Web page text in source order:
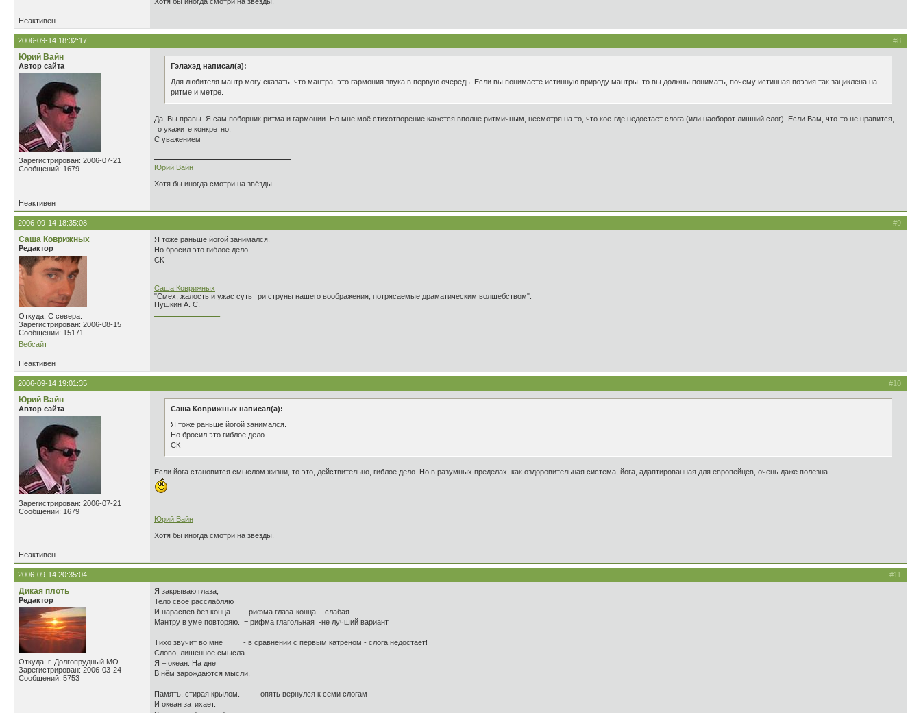
Неактивен
#8
2006-09-14 18:32:17
Юрий Вайн
Автор сайта
Зарегистрирован: 2006-07-21
Сообщений: 1679
Гэлахэд написал(а):
Для любителя мантр могу сказать, что мантра, это гармония звука в первую очередь. Если вы понимаете истинную природу мантры, то вы должны понимать, почему истинная поэзия так зациклена на
ритме и метре.
Да, Вы правы. Я сам поборник ритма и гармонии. Но мне моё стихотворение кажется вполне ритмичным, несмотря на то, что кое-где недостает слога (или наоборот лишний слог). Если Вам, что-то не нравится,
то укажите конкретно.
С уважением
Юрий Вайн
Хотя бы иногда смотри на звёзды.
Неактивен
#9
2006-09-14 18:35:08
Саша Коврижных
Редактор
Откуда: С севера.
Зарегистрирован: 2006-08-15
Сообщений: 15171
Вебсайт
Я тоже раньше йогой занимался.
Но бросил это гиблое дело.
СК
Саша Коврижных
"Смех, жалость и ужас суть три струны нашего воображения, потрясаемые драматическим волшебством".
Пушкин А. С.
Неактивен
#10
2006-09-14 19:01:35
Юрий Вайн
Автор сайта
Зарегистрирован: 2006-07-21
Сообщений: 1679
Саша Коврижных написал(а):
Я тоже раньше йогой занимался.
Но бросил это гиблое дело.
СК
Если йога становится смыслом жизни, то это, действительно, гиблое дело. Но в разумных пределах, как оздоровительная система, йога, адаптированная для европейцев, очень даже полезна.
Юрий Вайн
Хотя бы иногда смотри на звёзды.
Неактивен
#11
2006-09-14 20:35:04
Дикая плоть
Редактор
Откуда: г. Долгопрудный МО
Зарегистрирован: 2006-03-24
Сообщений: 5753
Я закрываю глаза,
Тело своё расслабляю
И нараспев без конца рифма глаза-конца - слабая...
Мантру в уме повторяю. = рифма глагольная -не лучший вариант
Тихо звучит во мне - в сравнении с первым катреном - слога недостаёт!
Слово, лишенное смысла.
Я – океан. На дне
В нём зарождаются мысли,
Память, стирая крылом. опять вернулся к семи слогам
И океан затихает.